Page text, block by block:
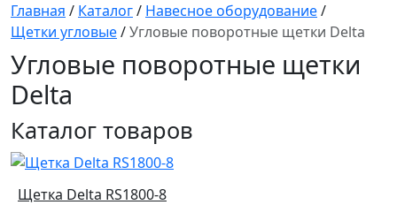
Главная / Каталог/ Навесное оборудование/
Щетки угловые/Угловые поворотные щетки Delta
Угловые поворотные щетки
Delta
Каталог товаров
Щетка Delta RS1800-8